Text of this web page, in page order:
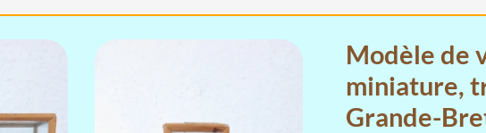
Modèle de
miniature,
Grande-